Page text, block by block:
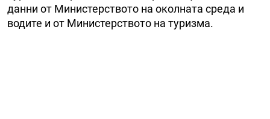
данни от Министерството на околната среда и
водите и от Министерството на туризма.